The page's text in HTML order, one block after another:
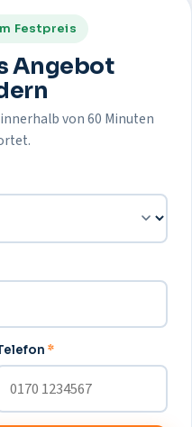
Festpreis
Angebot
von 60 Minuten
*